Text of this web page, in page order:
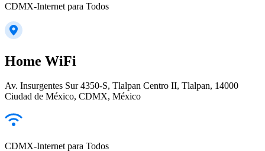
CDMX-Internet para Todos
Home WiFi
Av. Insurgentes Sur 4350-S, Tlalpan Centro II, Tlalpan, 14000
Ciudad de México, CDMX, México
CDMX-Internet para Todos